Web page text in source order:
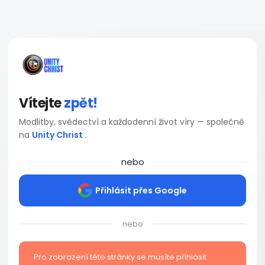
Vítejtezpět!
Modlitby, svědectví a každodenní život víry — společně
na Unity Christ .
nebo
Přihlásit přes Google
nebo
Pro zobrazení této stránky se musíte přihlásit